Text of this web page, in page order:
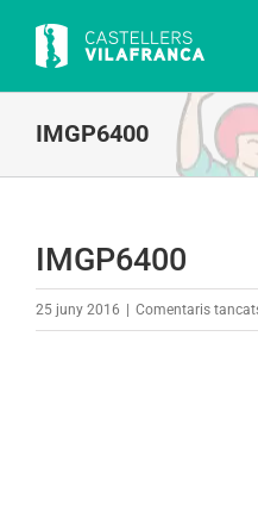
content
IMGP6400
IMGP6400
25 juny 2016 Comentaris